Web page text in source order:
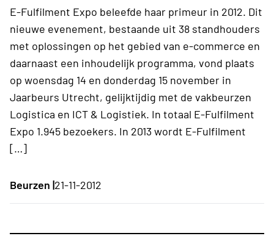
E-Fulfilment Expo beleefde haar primeur in 2012. Dit
nieuwe evenement, bestaande uit 38 standhouders
met oplossingen op het gebied van e-commerce en
daarnaast een inhoudelijk programma, vond plaats
op woensdag 14 en donderdag 15 november in
Jaarbeurs Utrecht, gelijktijdig met de vakbeurzen
Logistica en ICT & Logistiek. In totaal E-Fulfilment
Expo 1.945 bezoekers. In 2013 wordt E-Fulfilment
[…]
Beurzen |21-11-2012